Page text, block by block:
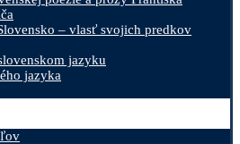
– vlasť svojich predkov
jazyku
jazyka